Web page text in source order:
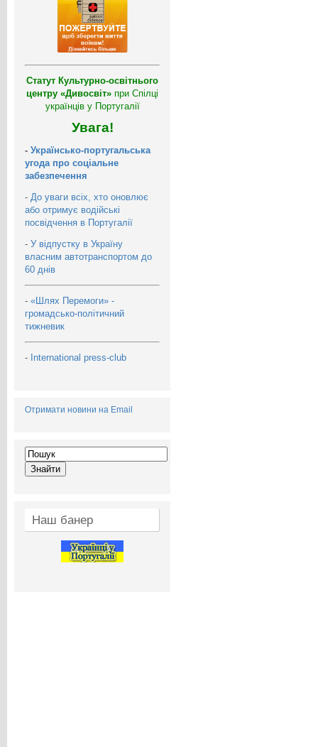
Статут Культурно-освітнього
центру «Дивосвіт» при Спілці
українців у Португалії
Увага!
- Українсько-португальська
угода про соціальне
забезпечення
- До уваги всіх, хто оновлює
або отримує водійські
посвідчення в Португалії
- У відпустку в Україну
власним автотранспортом до
60 днів
- «Шлях Перемоги» -
громадсько-політичний
тижневик
- International press-club
Отримати новини на Email
Наш банер